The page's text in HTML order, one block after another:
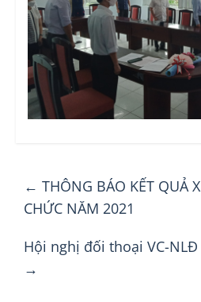
← THÔNG BÁO KẾT QUẢ
CHỨC NĂM 2021
Hội nghị đối thoại VC-NLĐ
→